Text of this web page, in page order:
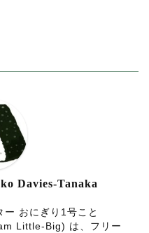
Davies-Tanaka
おにぎり1号こと
Little-Big) は、フリー